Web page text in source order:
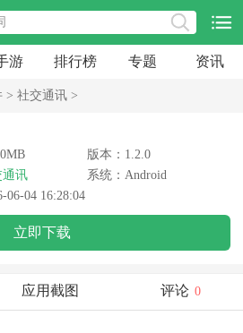
游 排行榜 专题 资讯
> 社交通讯 >
版本：1.2.0
通讯
系统：Android
06-04 16:28:04
立即下载
应用截图 评论 0